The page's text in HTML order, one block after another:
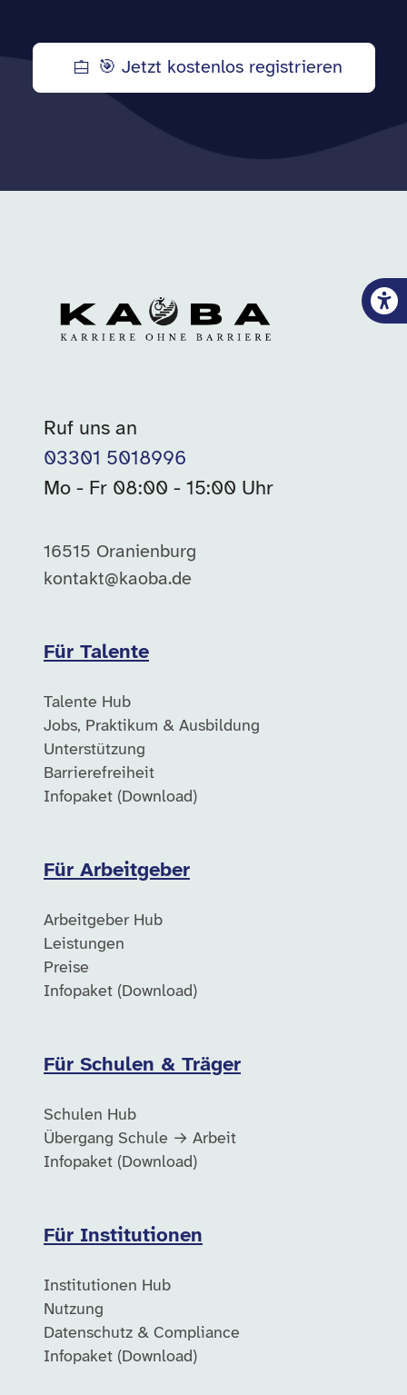
🎯 Jetzt kostenlos registrieren
Ruf uns an
03301 5018996
Mo - Fr 08:00 - 15:00 Uhr
16515 Oranienburg
kontakt@kaoba.de
Für Talente
Talente Hub
Jobs, Praktikum & Ausbildung
Unterstützung
Barrierefreiheit
Infopaket (Download)
Für Arbeitgeber
Arbeitgeber Hub
Leistungen
Preise
Infopaket (Download)
Für Schulen & Träger
Schulen Hub
Übergang Schule → Arbeit
Infopaket (Download)
Für Institutionen
Institutionen Hub
Nutzung
Datenschutz & Compliance
Infopaket (Download)